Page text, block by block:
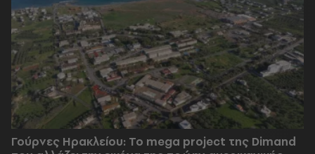
Γούρνες Ηρακλείου: To mega project της Dimand